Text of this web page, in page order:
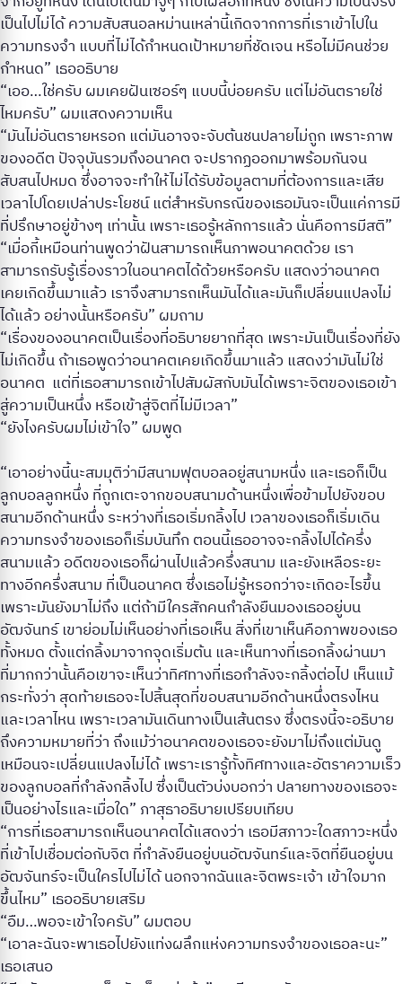
เป็นไปไม่ได้ ความสับสนอลหม่านเหล่านี้เกิดจากการที่เราเข้าไปใน
ความทรงจำ แบบที่ไม่ได้กำหนดเป้าหมายที่ชัดเจน หรือไม่มีคนช่วย
กำหนด” เธออธิบาย
“เออ…ใช่ครับ ผมเคยฝันเซอร์ๆ แบบนี้บ่อยครับ แต่ไม่อันตรายใช่
ไหมครับ” ผมแสดงความเห็น
“มันไม่อันตรายหรอก แต่มันอาจจะจับต้นชนปลายไม่ถูก เพราะภาพ
ของอดีต ปัจจุบันรวมถึงอนาคต จะปรากฏออกมาพร้อมกันจน
สับสนไปหมด ซึ่งอาจจะทำให้ไม่ได้รับข้อมูลตามที่ต้องการและเสีย
เวลาไปโดยเปล่าประโยชน์ แต่สำหรับกรณีของเธอมันจะเป็นแค่การมี
ที่ปรึกษาอยู่ข้างๆ เท่านั้น เพราะเธอรู้หลักการแล้ว นั่นคือการมีสติ”
“เมื่อกี้เหมือนท่านพูดว่าฝันสามารถเห็นภาพอนาคตด้วย เรา
สามารถรับรู้เรื่องราวในอนาคตได้ด้วยหรือครับ แสดงว่าอนาคต
เคยเกิดขึ้นมาแล้ว เราจึงสามารถเห็นมันได้และมันก็เปลี่ยนแปลงไม่
ได้แล้ว อย่างนั้นหรือครับ” ผมถาม
“เรื่องของอนาคตเป็นเรื่องที่อธิบายยากที่สุด เพราะมันเป็นเรื่องที่ยัง
ไม่เกิดขึ้น ถ้าเธอพูดว่าอนาคตเคยเกิดขึ้นมาแล้ว แสดงว่ามันไม่ใช่
อนาคต แต่ที่เธอสามารถเข้าไปสัมผัสกับมันได้เพราะจิตของเธอเข้า
สู่ความเป็นหนึ่ง หรือเข้าสู่จิตที่ไม่มีเวลา”
“ยังไงครับผมไม่เข้าใจ” ผมพูด
“เอาอย่างนี้นะสมมุติว่ามีสนามฟุตบอลอยู่สนามหนึ่ง และเธอก็เป็น
ลูกบอลลูกหนึ่ง ที่ถูกเตะจากขอบสนามด้านหนึ่งเพื่อข้ามไปยังขอบ
สนามอีกด้านหนึ่ง ระหว่างที่เธอเริ่มกลิ้งไป เวลาของเธอก็เริ่มเดิน
ความทรงจำของเธอก็เริ่มบันทึก ตอนนี้เธออาจจะกลิ้งไปได้ครึ่ง
สนามแล้ว อดีตของเธอก็ผ่านไปแล้วครึ่งสนาม และยังเหลือระยะ
ทางอีกครึ่งสนาม ที่เป็นอนาคต ซึ่งเธอไม่รู้หรอกว่าจะเกิดอะไรขึ้น
เพราะมันยังมาไม่ถึง แต่ถ้ามีใครสักคนกำลังยืนมองเธออยู่บน
อัฒจันทร์ เขาย่อมไม่เห็นอย่างที่เธอเห็น สิ่งที่เขาเห็นคือภาพของเธอ
ทั้งหมด ตั้งแต่กลิ้งมาจากจุดเริ่มต้น และเห็นทางที่เธอกลิ้งผ่านมา
ที่มากกว่านั้นคือเขาจะเห็นว่าทิศทางที่เธอกำลังจะกลิ้งต่อไป เห็นแม้
กระทั่งว่า สุดท้ายเธอจะไปสิ้นสุดที่ขอบสนามอีกด้านหนึ่งตรงไหน
และเวลาไหน เพราะเวลามันเดินทางเป็นเส้นตรง ซึ่งตรงนี้จะอธิบาย
ถึงความหมายที่ว่า ถึงแม้ว่าอนาคตของเธอจะยังมาไม่ถึงแต่มันดู
เหมือนจะเปลี่ยนแปลงไม่ได้ เพราะเรารู้ทั้งทิศทางและอัตราความเร็ว
ของลูกบอลที่กำลังกลิ้งไป ซึ่งเป็นตัวบ่งบอกว่า ปลายทางของเธอจะ
เป็นอย่างไรและเมื่อใด” ภาสุธาอธิบายเปรียบเทียบ
“การที่เธอสามารถเห็นอนาคตได้แสดงว่า เธอมีสภาวะใดสภาวะหนึ่ง
ที่เข้าไปเชื่อมต่อกับจิต ที่กำลังยืนอยู่บนอัฒจันทร์และจิตที่ยืนอยู่บน
อัฒจันทร์จะเป็นใครไปไม่ได้ นอกจากฉันและจิตพระเจ้า เข้าใจมาก
ขึ้นไหม” เธออธิบายเสริม
“อืม…พอจะเข้าใจครับ” ผมตอบ
“เอาละฉันจะพาเธอไปยังแท่งผลึกแห่งความทรงจำของเธอละนะ”
เธอเสนอ